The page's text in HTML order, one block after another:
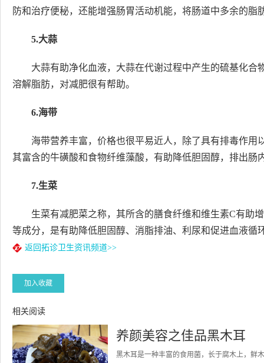
防和治疗便秘，还能增强肠胃活动机能，将肠道中多余的脂
5.大蒜
大蒜有助净化血液，大蒜在代谢过程中产生的硫基化
溶解脂肪，对减肥很有帮助。
6.海带
海带营养丰富，价格也很平易近人，除了具有排毒作
其富含的牛磺酸和食物纤维藻酸，有助降低胆固醇，排出肠
7.生菜
生菜有减肥菜之称，其所含的膳食纤维和维生素C有助
等成分，是有助降低胆固醇、消脂排油、利尿和促进血液循
返回拓诊卫生资讯频道>>
加入收藏
相关阅读
养颜美容之佳品黑木耳
黑木耳是一种丰富的食用菌，长于腐木上，鲜